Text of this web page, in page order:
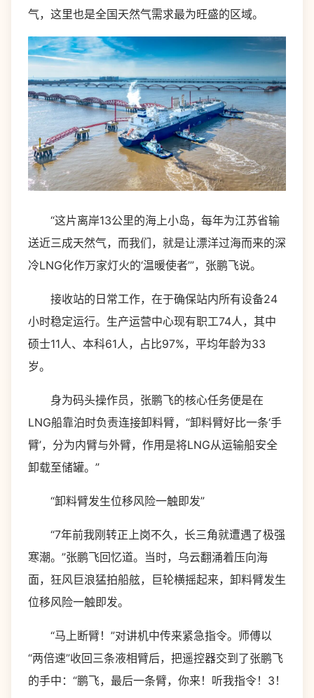
气，这里也是全国天然气需求最为旺盛的区域。
“这片离岸13公里的海上小岛，每年为江苏省输
送近三成天然气，而我们，就是让漂洋过海而来的深
冷LNG化作万家灯火的‘温暖使者’”，张鹏飞说。
接收站的日常工作，在于确保站内所有设备24
小时稳定运行。生产运营中心现有职工74人，其中
硕士11人、本科61人，占比97%，平均年龄为33
岁。
身为码头操作员，张鹏飞的核心任务便是在
LNG船靠泊时负责连接卸料臂，“卸料臂好比一条‘手
臂’，分为内臂与外臂，作用是将LNG从运输船安全
卸载至储罐。”
“卸料臂发生位移风险一触即发”
“7年前我刚转正上岗不久，长三角就遭遇了极强
寒潮。”张鹏飞回忆道。当时，乌云翻涌着压向海
面，狂风巨浪猛拍船舷，巨轮横摇起来，卸料臂发生
位移风险一触即发。
“马上断臂！”对讲机中传来紧急指令。师傅以
“两倍速”收回三条液相臂后，把遥控器交到了张鹏飞
的手中：“鹏飞，最后一条臂，你来！听我指令！3！